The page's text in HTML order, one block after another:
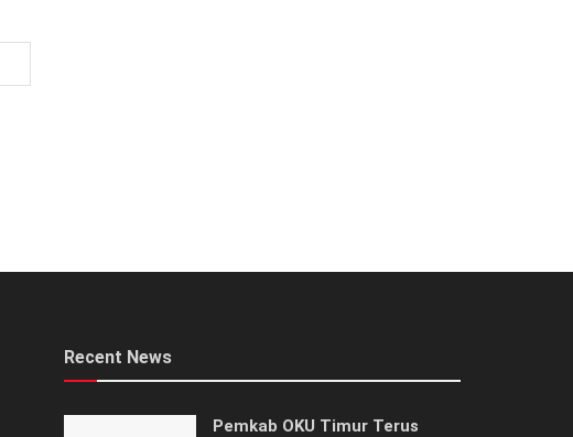
Recent News
Pemkab OKU Timur Terus